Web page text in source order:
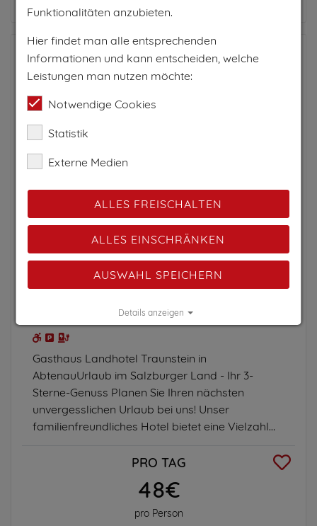
LANDHOTEL GASTHAUS TRAUNSTEIN
Gasthaus Landhotel Traunstein in
AbtenauUrlaub im Salzburger Land - Ihr 3-
Sterne-Genuss Planen Sie Ihren nächsten
unvergesslichen Urlaub bei uns! Unser
familienfreundliches Hotel bietet eine Vielzahl
PRO TAG
48€
pro Person
Funktionalitäten anzubieten.
Hier findet man alle entsprechenden
Informationen und kann entscheiden, welche
Leistungen man nutzen möchte:
Notwendige Cookies
Statistik
Externe Medien
ALLES FREISCHALTEN
ALLES EINSCHRÄNKEN
AUSWAHL SPEICHERN
Details anzeigen